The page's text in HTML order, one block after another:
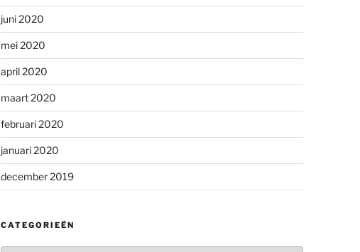
juni 2020
mei 2020
april 2020
maart 2020
februari 2020
januari 2020
december 2019
CATEGORIEËN